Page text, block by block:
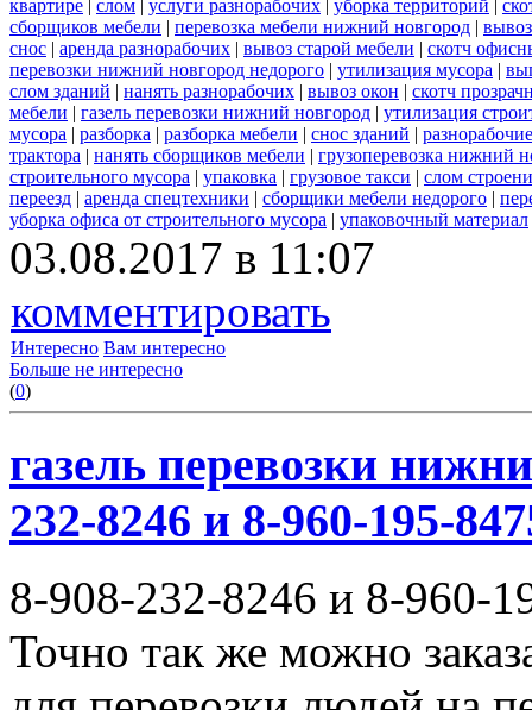
квартире | слом | услуги разнорабочих | уборка территорий |
сборщиков мебели | перевозка мебели нижний новгород |
снос | аренда разнорабочих | вывоз старой мебели | скотч
перевозки нижний новгород недорого | утилизация мусора |
слом зданий | нанять разнорабочих | вывоз окон | скотч
мебели | газель перевозки нижний новгород | утилизация
мусора | разборка | разборка мебели | снос зданий |
трактора | нанять сборщиков мебели | грузоперевозка нижний
строительного мусора | упаковка | грузовое такси | слом
переезд | аренда спецтехники | сборщики мебели недорого |
уборка офиса от строительного мусора | упаковочный материал
03.08.2017 в 11:07
комментировать
Интересно Вам интересно
Больше не интересно
(0)
газель перевозки
232-8246 и 8-960-195-
8-908-232-8246 и 8-960-
Точно так же можно